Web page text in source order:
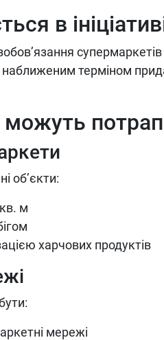
в
зобов’язання
терміном
можуть
об’єкти:
м
харчових продуктів
мережі